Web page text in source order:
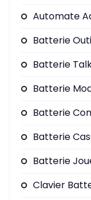
Automate
Batterie
Batterie
Batterie
Batterie
Batterie
Batterie
Clavier